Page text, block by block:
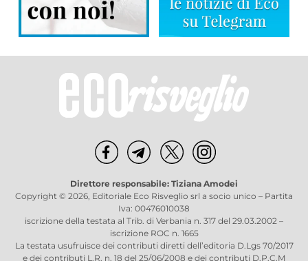
Direttore responsabile: Tiziana Amodei
Copyright © 2026, Editoriale Eco Risveglio srl a socio unico – Partita
Iva: 00476010038
iscrizione della testata al Trib. di Verbania n. 317 del 29.03.2002 –
iscrizione ROC n. 1665
La testata usufruisce dei contributi diretti dell’editoria D.Lgs 70/2017
e dei contributi L.R. n. 18 del 25/06/2008 e dei contributi D.P.C.M